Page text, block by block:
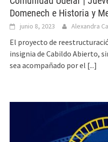
Domenech e Historia y
junio 8, 2023 Alexandra
El proyecto de
insignia de Cabildo Abierto,
sea acompañado por el [...]